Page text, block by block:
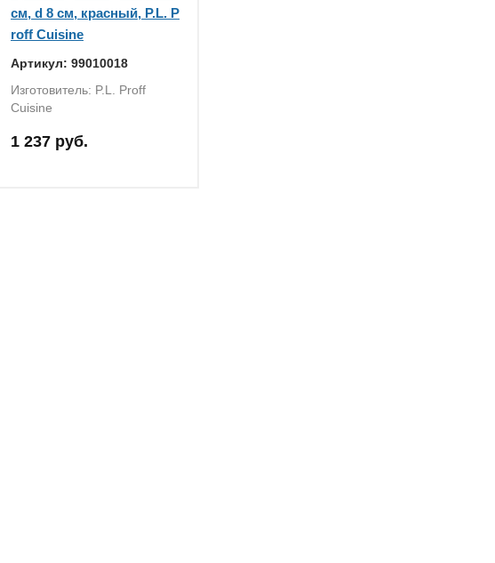
см, d 8 см, красный, P.L. P
roff Cuisine
Артикул: 99010018
Изготовитель: P.L. Proff
Cuisine
1 237 руб.